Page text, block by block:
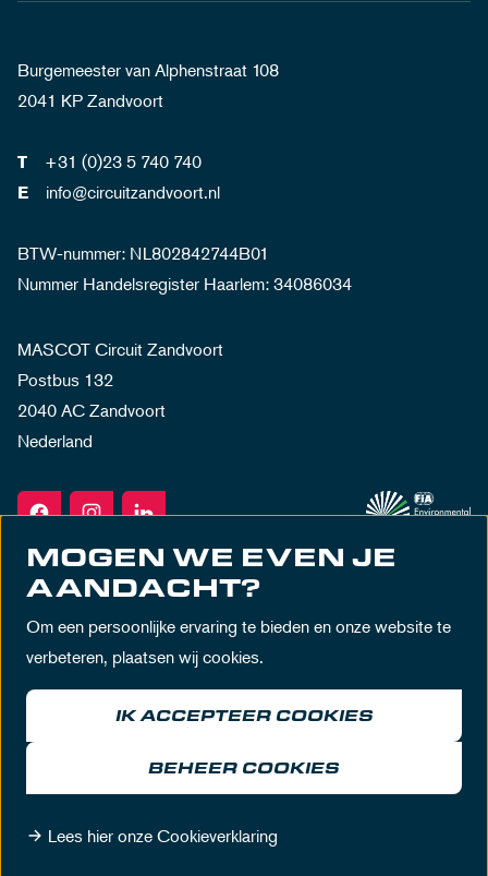
Burgemeester van Alphenstraat 108
2041 KP Zandvoort
T +31 (0)23 5 740 740
E info@circuitzandvoort.nl
BTW-nummer: NL802842744B01
Nummer Handelsregister Haarlem: 34086034
MASCOT Circuit Zandvoort
Postbus 132
2040 AC Zandvoort
Nederland
© MASCOT Circuit Zandvoort 2026
Algemene voorwaarden Privacy policy
Huisregels
MOGEN WE EVEN JE
AANDACHT?
Om een persoonlijke ervaring te bieden en onze website te
verbeteren, plaatsen wij cookies.
IK ACCEPTEER COOKIES
BEHEER COOKIES
Lees hier onze Cookieverklaring